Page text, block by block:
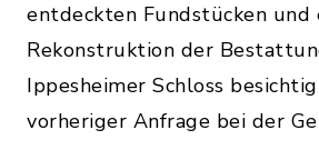
entdeckten Fundstücken und
Rekonstruktion der
Ippesheimer Schloss
vorheriger Anfrage bei der